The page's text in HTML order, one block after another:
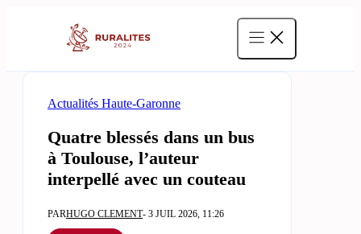
Actualités Haute-Garonne
Quatre blessés dans un bus
à Toulouse, l’auteur
interpellé avec un couteau
PARHUGO CLEMENT- 3 JUIL 2026, 11:26